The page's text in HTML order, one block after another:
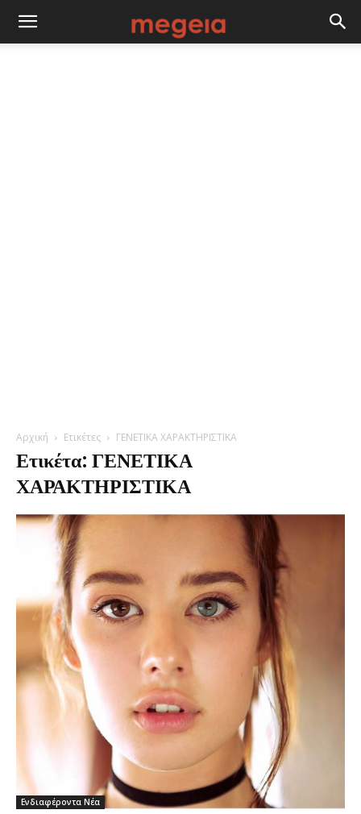
Αρχική Ετικέτες ΓΕΝΕΤΙΚΑ ΧΑΡΑΚΤΗΡΙΣΤΙΚΑ
Ετικέτα: ΓΕΝΕΤΙΚΑ
ΧΑΡΑΚΤΗΡΙΣΤΙΚΑ
Ενδιαφέροντα Νέα